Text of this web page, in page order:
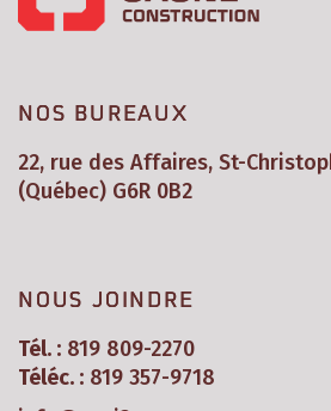
NOS BUREAUX
22, rue des Affaires, St-
(Québec) G6R 0B2
NOUS JOINDRE
Tél. : 819 809-2270
Téléc. : 819 357-9718